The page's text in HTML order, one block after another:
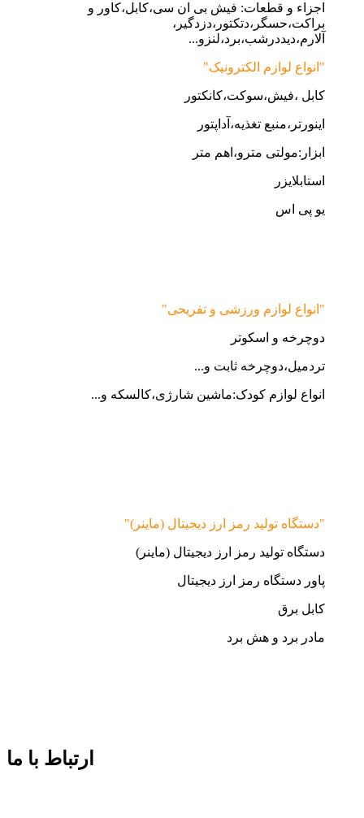
اجزاء و قطعات: فیش بی ان سی،کابل،کاور و
براکت،حسگر،دتکتور،دزدگیر،
آلارم،دیددرشب،برد،لنزو...
"انواع لوازم الکترونیک"
کابل ،فیش،سوکت،کانکتور
اینورتر،منبع تغذیه،آداپتور
ابزار:مولتی مترو،اهم متر
استابلایزر
یو پی اس
"انواع لوازم ورزشی و تفریحی"
دوچرخه و اسکوتر
تردمیل،دوچرخه ثابت و...
انواع لوازم کودک:ماشین شارژی،کالسکه و...
"دستگاه تولید رمز ارز دیجیتال (ماینر)"
دستگاه تولید رمز ارز دیجیتال (ماینر)
پاور دستگاه رمز ارز دیجیتال
کابل برق
مادر برد و هش برد
ارتباط با ما